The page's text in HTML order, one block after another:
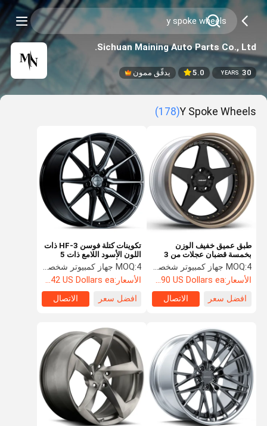
Sichuan Maining Auto Parts Co., Ltd.
30
YEARS
5.0 يدقّق ممون
Y Spoke Wheels
(178)
تكوينات كتلة فوسن HF-3 ذات
اللون الأسود اللامع ذات 5
عجلات أحادية الكتلة
MOQ:4 جهاز كمبيوتر شخصى
الأسعار:Starting at $242 US Dollars ea
افضل سعر
الاتصال
طبق عميق خفيف الوزن
بخمسة قضبان عجلات من 3
قطع VARIANT APX-3P
MOQ:4 جهاز كمبيوتر شخصى
الأسعار:Starting at $890 US Dollars ea
افضل سعر
الاتصال